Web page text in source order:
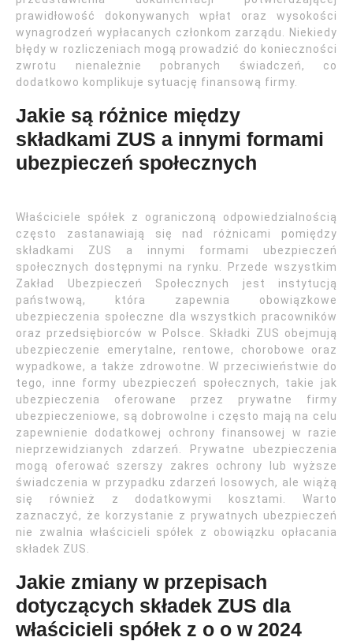
prawidłowość dokonywanych wpłat oraz wysokości
wynagrodzeń wypłacanych członkom zarządu. Niekiedy
błędy w rozliczeniach mogą prowadzić do konieczności
zwrotu nienależnie pobranych świadczeń, co
dodatkowo komplikuje sytuację finansową firmy.
Jakie są różnice między
składkami ZUS a innymi formami
ubezpieczeń społecznych
Właściciele spółek z ograniczoną odpowiedzialnością
często zastanawiają się nad różnicami pomiędzy
składkami ZUS a innymi formami ubezpieczeń
społecznych dostępnymi na rynku. Przede wszystkim
Zakład Ubezpieczeń Społecznych jest instytucją
państwową, która zapewnia obowiązkowe
ubezpieczenia społeczne dla wszystkich pracowników
oraz przedsiębiorców w Polsce. Składki ZUS obejmują
ubezpieczenie emerytalne, rentowe, chorobowe oraz
wypadkowe, a także zdrowotne. W przeciwieństwie do
tego, inne formy ubezpieczeń społecznych, takie jak
ubezpieczenia oferowane przez prywatne firmy
ubezpieczeniowe, są dobrowolne i często mają na celu
zapewnienie dodatkowej ochrony finansowej w razie
nieprzewidzianych zdarzeń. Prywatne ubezpieczenia
mogą oferować szerszy zakres ochrony lub wyższe
świadczenia w przypadku zdarzeń losowych, ale wiążą
się również z dodatkowymi kosztami. Warto
zaznaczyć, że korzystanie z prywatnych ubezpieczeń
nie zwalnia właścicieli spółek z obowiązku opłacania
składek ZUS.
Jakie zmiany w przepisach
dotyczących składek ZUS dla
właścicieli spółek z o o w 2024